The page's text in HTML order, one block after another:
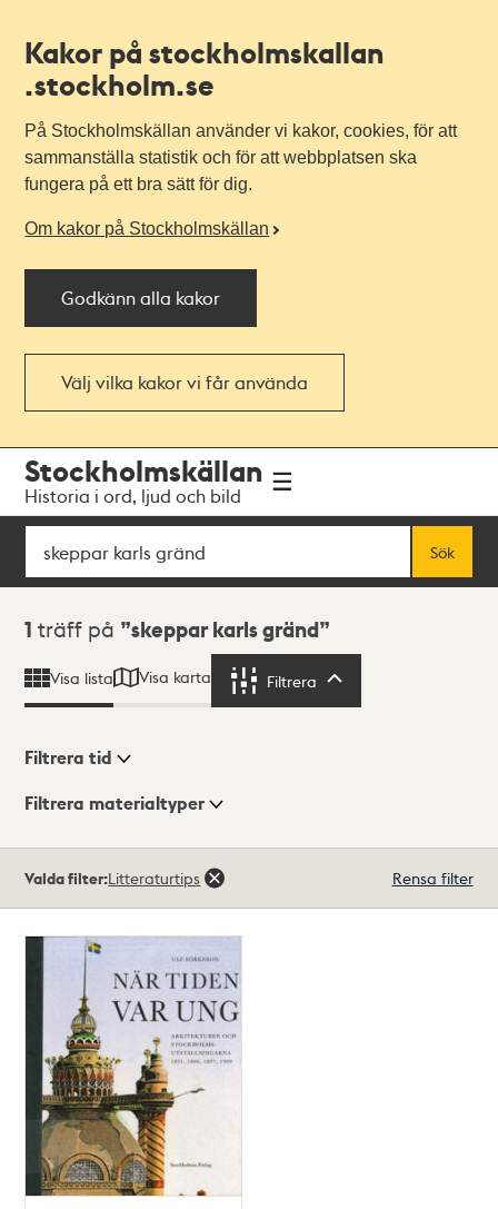
Kakor på stockholmskallan
.stockholm.se
På Stockholmskällan använder vi kakor, cookies, för att
sammanställa statistik och för att webbplatsen ska
fungera på ett bra sätt för dig.
Om kakor på Stockholmskällan
Godkänn alla kakor
Välj vilka kakor vi får använda
navigationen
huvudinnehållet
Stockholmskällan
Historia i ord, ljud och bild
Sök
Sök
Sökresultat
1 träff på skeppar karls gränd
Visa lista Visa karta Filtrera
Visningsläge
Filtrera tid
Filtrera materialtyper
träffar
Valda filter:Litteraturtips Rensa filter